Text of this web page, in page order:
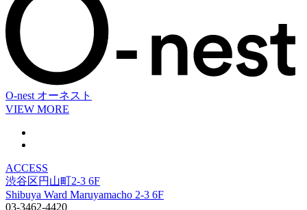
O-nest オーネスト
VIEW MORE
ACCESS
渋谷区円山町2-3 6F
Shibuya Ward Maruyamacho 2-3 6F
03-3462-4420